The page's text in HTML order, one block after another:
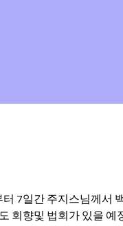
7일간 주지스님께서
회향및 법회가 있을 예